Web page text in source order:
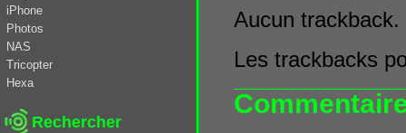
Aucun trackback.
Les trackbacks
iPhone
Photos
NAS
Tricopter
Hexa
Rechercher